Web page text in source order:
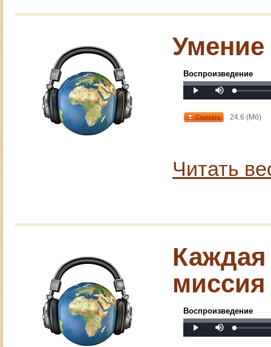
Воспроизведение
Play Loaded:
0%
Progress:
Скачать 24.6 (Мб)
Читать
Каждая
миссия
Воспроизведение
Play Loaded:
0%
Progress: